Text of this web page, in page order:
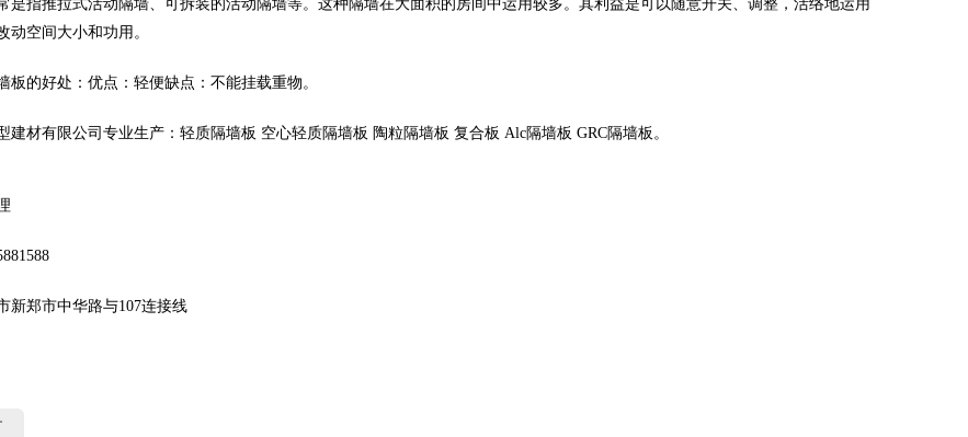
是指推拉式活动隔墙、可拆装的活动隔墙等。这种隔墙在大面积的房间中运用较多。其利益是可以随意开关、调整，活络地运用
动空间大小和功用。
板的好处：优点：轻便缺点：不能挂载重物。
建材有限公司专业生产：轻质隔墙板 空心轻质隔墙板 陶粒隔墙板 复合板 Alc隔墙板 GRC隔墙板。
新郑市中华路与107连接线